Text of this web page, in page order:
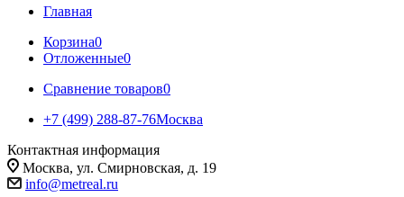
Главная
Корзина0
Отложенные0
Сравнение товаров0
+7 (499) 288-87-76Москва
Контактная информация
Москва, ул. Смирновская, д. 19
info@metreal.ru